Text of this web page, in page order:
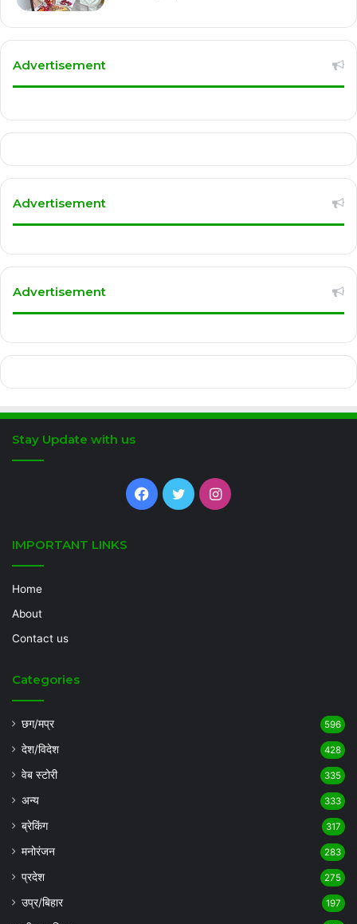
Advertisement
Advertisement
Advertisement
Stay Update with us
Facebook
TwitterInstagram
IMPORTANT LINKS
Home
About
Contact us
Categories
छग/मप्र 596
देश/विदेश 428
वेब स्टोरी 335
अन्य 333
ब्रेकिंग 317
मनोरंजन 283
प्रदेश 275
उप्र/बिहार 197